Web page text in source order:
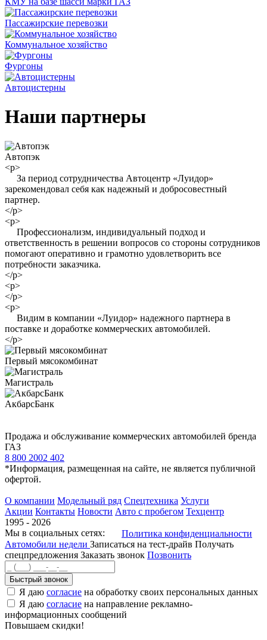
Пассажирские перевозки
Коммунальное хозяйство
Фургоны
Автоцистерны
Наши партнеры
Автопэк
<p>
За период сотрудничества Автоцентр «Луидор»
зарекомендовал себя как надежный и добросовестный
партнер.
</p>
<p>
Профессионализм, индивидуальный подход и
ответственность в решении вопросов со стороны сотрудников
помогают оперативно и грамотно удовлетворить все
потребности заказчика.
</p>
<p>
</p>
<p>
Видим в компании «Луидор» надежного партнера в
поставке и доработке коммерческих автомобилей.
</p>
Первый мясокомбинат
Магистраль
АкбарсБанк
Продажа и обслуживание коммерческих автомобилей бренда
ГАЗ
8 800 2002 402
*Информация, размещенная на сайте, не является публичной
офертой.
О компании Модельный ряд Спецтехника Услуги
Акции Контакты Новости Авто с пробегом Техцентр
1995 - 2026
Мы в социальных сетях:
Политика конфиденциальности
Автомобили недели Записаться на тест-драйв Получать
спецпредложения Заказать звонок Позвонить
Быстрый звонок
Я даю согласие на обработку своих персональных данных
Я даю согласие на направление рекламно-
информационных сообщений
Повышаем скидки!